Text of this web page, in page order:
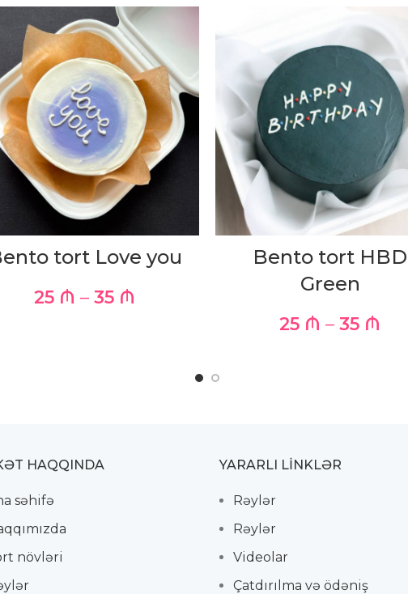
tort Love you
25 ₼ – 35 ₼
Bento tort HBD
Green
25 ₼ – 35 ₼
HAQQINDA
səhifə
növləri
YARARLI LİNKLƏR
Rəylər
Rəylər
Videolar
Çatdırılma və ödəniş